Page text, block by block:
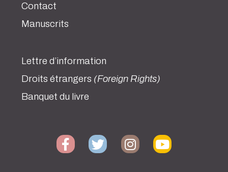
Contact
Manuscrits
Lettre d’information
Droits étrangers (Foreign Rights)
Banquet du livre